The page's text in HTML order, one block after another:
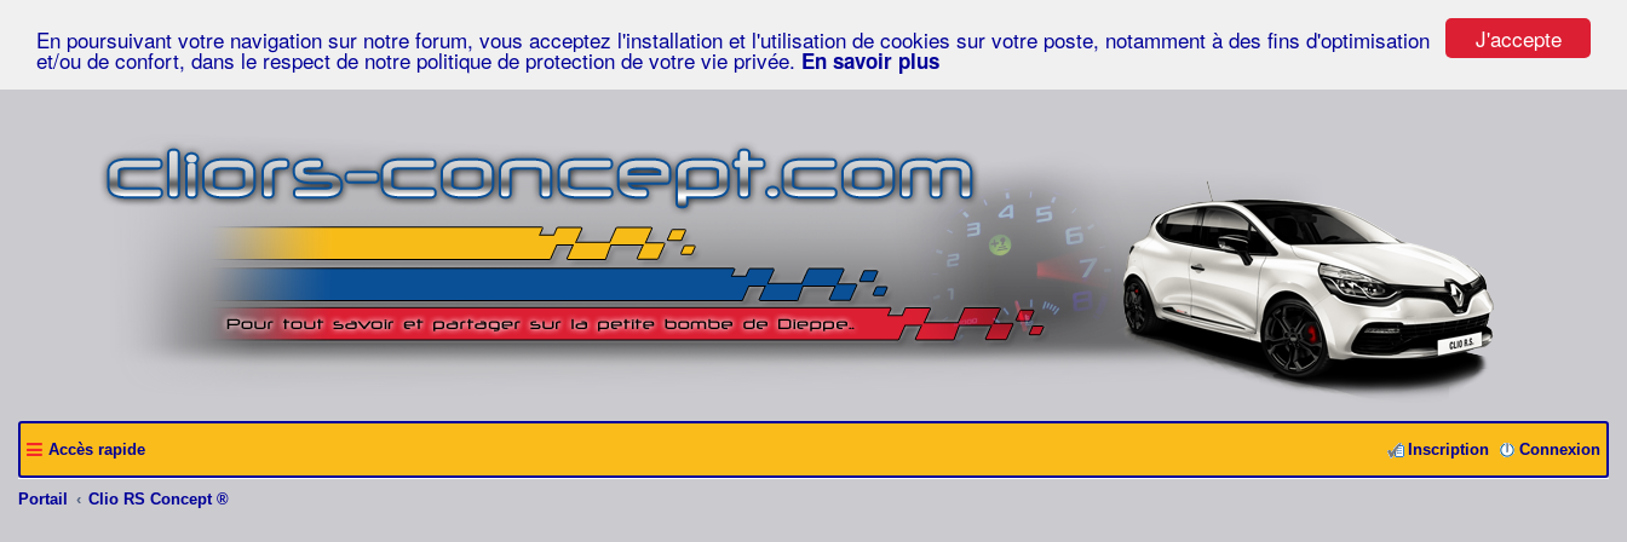
J'accepte
En poursuivant votre navigation sur notre forum, vous acceptez l'installation et l'utilisation de cookies sur votre poste, notamment à des fins d'optimisation
et/ou de confort, dans le respect de notre politique de protection de votre vie privée. En savoir plus
Accès rapide Connexion
Inscription
Portail Clio RS Concept ®